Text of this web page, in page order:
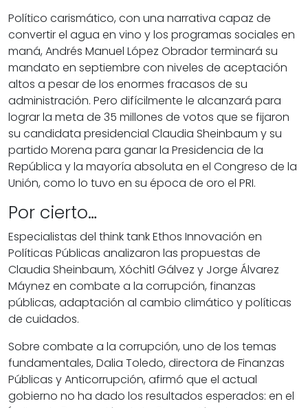
Político carismático, con una narrativa capaz de
convertir el agua en vino y los programas sociales en
maná, Andrés Manuel López Obrador terminará su
mandato en septiembre con niveles de aceptación
altos a pesar de los enormes fracasos de su
administración. Pero difícilmente le alcanzará para
lograr la meta de 35 millones de votos que se fijaron
su candidata presidencial Claudia Sheinbaum y su
partido Morena para ganar la Presidencia de la
República y la mayoría absoluta en el Congreso de la
Unión, como lo tuvo en su época de oro el PRI.
Por cierto…
Especialistas del think tank Ethos Innovación en
Políticas Públicas analizaron las propuestas de
Claudia Sheinbaum, Xóchitl Gálvez y Jorge Álvarez
Máynez en combate a la corrupción, finanzas
públicas, adaptación al cambio climático y políticas
de cuidados.
Sobre combate a la corrupción, uno de los temas
fundamentales, Dalia Toledo, directora de Finanzas
Públicas y Anticorrupción, afirmó que el actual
gobierno no ha dado los resultados esperados: en el